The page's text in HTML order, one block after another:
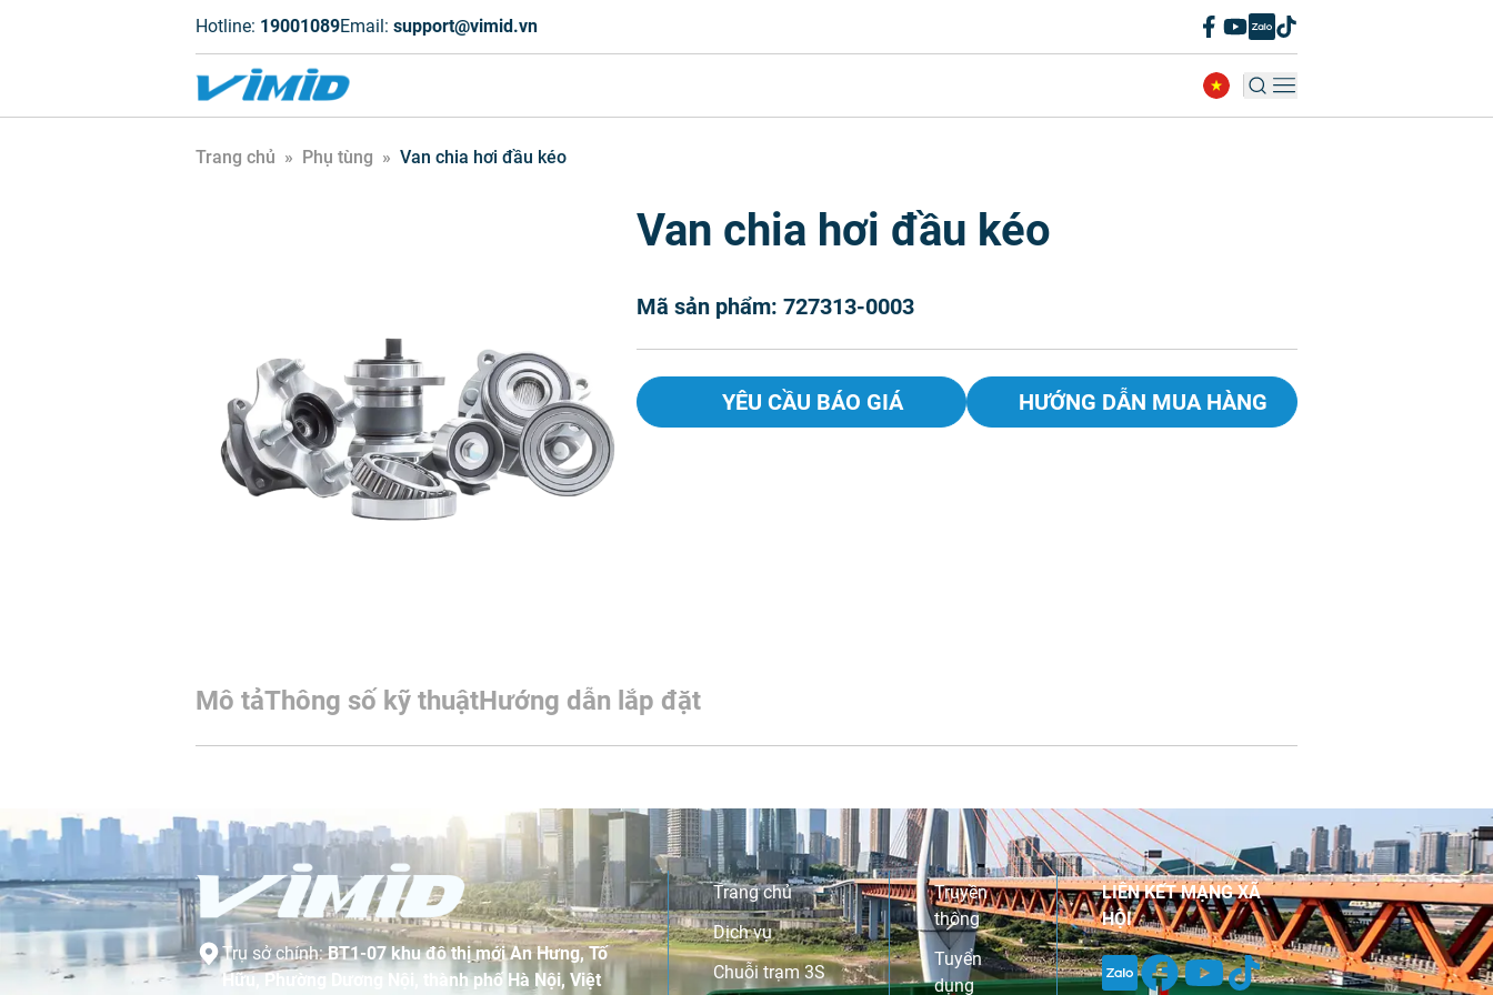
Hotline: 19001089Email: support@vimid.vn
Trang chủ » Phụ tùng » Van chia hơi đầu kéo
Van chia hơi đầu kéo
Mã sản phẩm: 727313-0003
YÊU CẦU BÁO GIÁ HƯỚNG DẪN MUA HÀNG
Mô tảThông số kỹ thuậtHướng dẫn lắp đặt
Trụ sở chính:BT1-07 khu đô thị mới An Hưng, Tố
Hữu, Phường Dương Nội, thành phố Hà Nội, Việt
Trang chủ
Dịch vụ
Chuỗi trạm 3S
Truyền
thông
Tuyển
dụng
LIÊN KẾT MẠNG XÃ
HỘI